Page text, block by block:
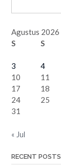
Agustus 2026
S
S
3
4
10
11
17
18
24
25
31
« Jul
RECENT POSTS